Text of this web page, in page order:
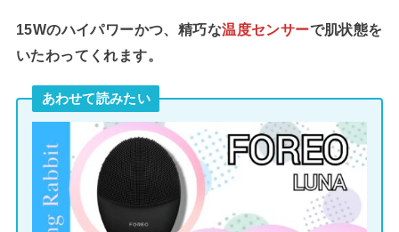
15Wのハイパワーかつ、精巧な温度センサーで肌状態を
いたわってくれます。
あわせて読みたい